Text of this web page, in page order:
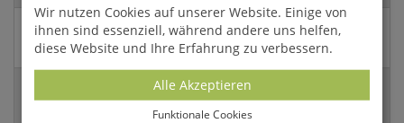
Versandart:
Paket
Wir nutzen Cookies auf unserer Website. Einige von
ihnen sind essenziell, während andere uns helfen,
diese Website und Ihre Erfahrung zu verbessern.
Alle Akzeptieren
Funktionale Cookies